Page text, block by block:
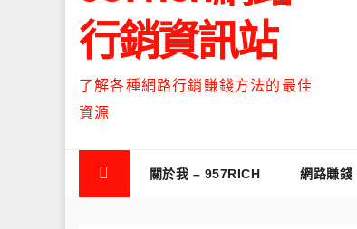
行銷資訊站
了解各種網路行銷賺錢方法的最佳
資源
關於我 – 957RICH 網路賺錢